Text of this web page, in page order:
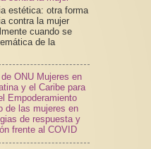
estética: otra forma
contra la mujer
cuando se
de la
ONU Mujeres en
y el Caribe para
Empoderamiento
de las mujeres en
de respuesta y
frente al COVID